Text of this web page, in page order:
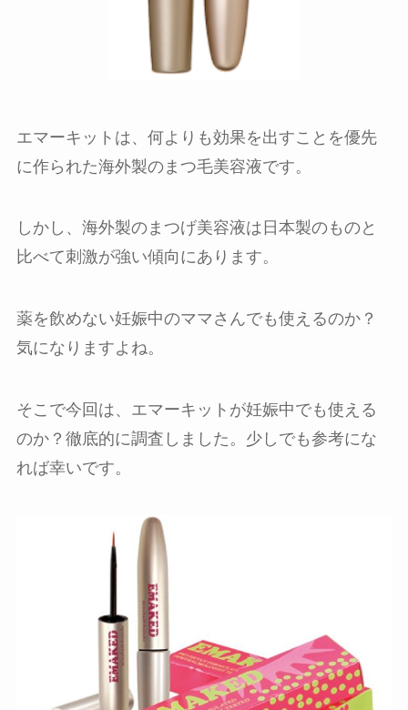
エマーキットは、何よりも効果を出すことを優先
に作られた海外製のまつ毛美容液です。
しかし、海外製のまつげ美容液は日本製のものと
比べて刺激が強い傾向にあります。
薬を飲めない妊娠中のママさんでも使えるのか？
気になりますよね。
そこで今回は、エマーキットが妊娠中でも使える
のか？徹底的に調査しました。少しでも参考にな
れば幸いです。